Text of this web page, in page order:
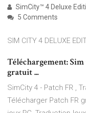
SimCity™ 4 Deluxe
5 Comments
SIM CITY 4 DELUXE
Téléchargement:
gratuit ...
SimCity 4 - Patch FR ,
Télécharger Patch FR